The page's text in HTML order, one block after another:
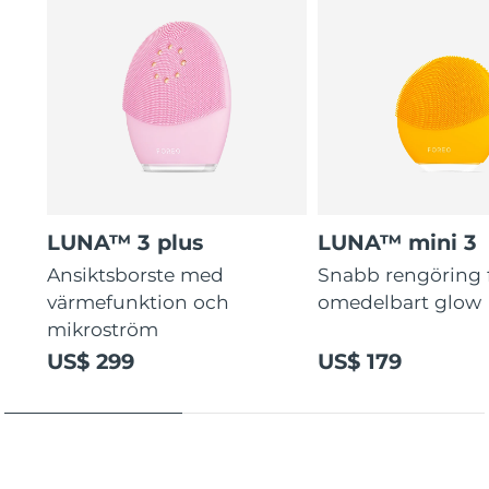
LUNA™ 3 plus
Ansiktsborste med
värmefunktion och
mikroström
US$ 299
LUNA™ mini 3
Snabb rengöring
omedelbart glow
US$ 179